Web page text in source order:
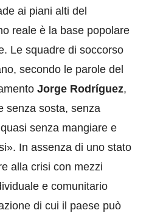
ai piani alti del
reale è la base popolare
Le squadre di soccorso
secondo le parole del
Jorge Rodríguez,
senza sosta, senza
senza mangiare e
In assenza di uno stato
alla crisi con mezzi
e comunitario
di cui il paese può